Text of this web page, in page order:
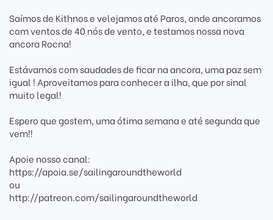
Saímos de Kithnos e velejamos até Paros, onde ancoramos
com ventos de 40 nós de vento, e testamos nossa nova
ancora Rocna!
Estávamos com saudades de ficar na ancora, uma paz sem
igual ! Aproveitamos para conhecer a ilha, que por sinal
muito legal!
Espero que gostem, uma ótima semana e até segunda que
vem!!
Apoie nosso canal:
https://apoia.se/sailingaroundtheworld
ou
http://patreon.com/sailingaroundtheworld